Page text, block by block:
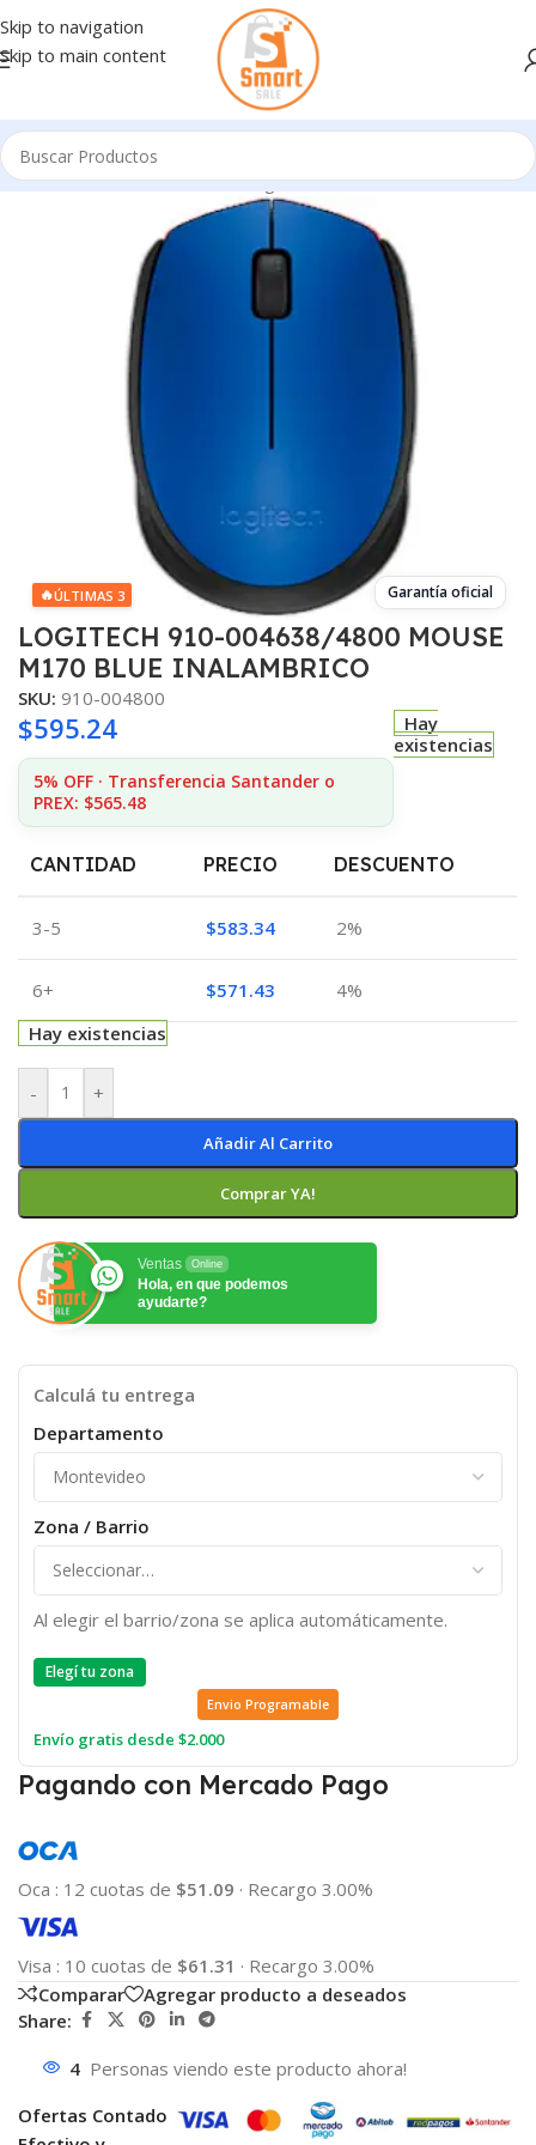
Skip to navigation
Skip to main content
Inicio/Mouse - Pad - Tablet Digital/INALAMBRICOS
🔥ÚLTIMAS 3 Garantía oficial
LOGITECH 910-004638/4800 MOUSE
M170 BLUE INALAMBRICO
SKU: 910-004800
$595.24
5% OFF · Transferencia Santander o
PREX: $565.48
Hay
existencias
CANTIDAD PRECIO DESCUENTO
3-5 $583.34 2%
6+ $571.43
4%
Hay existencias
- +
Añadir Al Carrito
Comprar YA!
Ventas Online
Hola, en que podemos
ayudarte?
Calculá tu entrega
Departamento
Zona / Barrio
Al elegir el barrio/zona se aplica automáticamente.
Elegí tu zona
Envio Programable
Envío gratis desde $2.000
Pagando con Mercado Pago
Oca : 12 cuotas de $51.09 · Recargo 3.00%
Visa : 10 cuotas de $61.31 · Recargo 3.00%
Comparar
Agregar producto a deseados
Share:
4 Personas viendo este producto ahora!
Ofertas Contado